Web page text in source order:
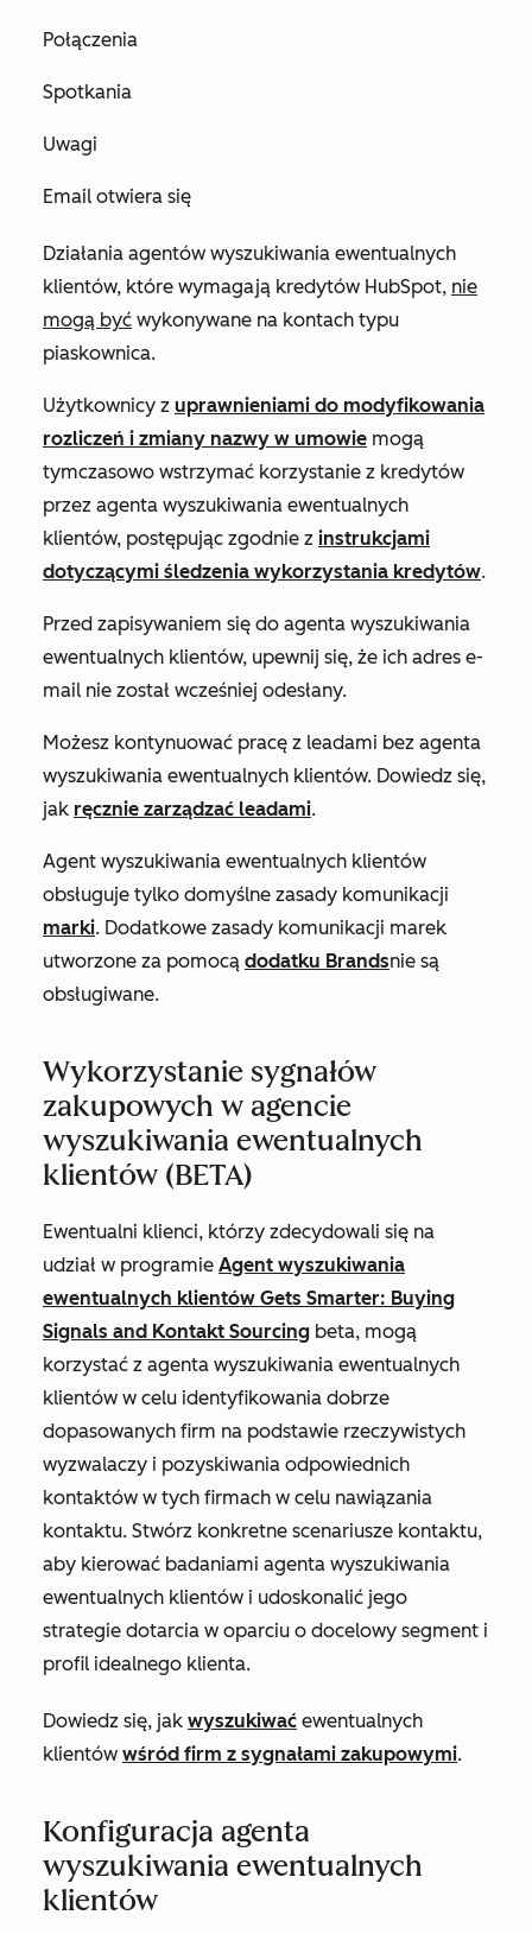
Połączenia
Spotkania
Uwagi
Email otwiera się
Działania agentów wyszukiwania ewentualnych
klientów, które wymagają kredytów HubSpot, nie
mogą być wykonywane na kontach typu
piaskownica.
Użytkownicy z uprawnieniami do modyfikowania
rozliczeń i zmiany nazwy w umowie mogą
tymczasowo wstrzymać korzystanie z kredytów
przez agenta wyszukiwania ewentualnych
klientów, postępując zgodnie z instrukcjami
dotyczącymi śledzenia wykorzystania kredytów.
Przed zapisywaniem się do agenta wyszukiwania
ewentualnych klientów, upewnij się, że ich adres e-
mail nie został wcześniej odesłany.
Możesz kontynuować pracę z leadami bez agenta
wyszukiwania ewentualnych klientów. Dowiedz się,
jak ręcznie zarządzać leadami.
Agent wyszukiwania ewentualnych klientów
obsługuje tylko domyślne zasady komunikacji
marki. Dodatkowe zasady komunikacji marek
utworzone za pomocą dodatku Brandsnie są
obsługiwane.
Wykorzystanie sygnałów
zakupowych w agencie
wyszukiwania ewentualnych
klientów (BETA)
Ewentualni klienci, którzy zdecydowali się na
udział w programie Agent wyszukiwania
ewentualnych klientów Gets Smarter: Buying
Signals and Kontakt Sourcing beta, mogą
korzystać z agenta wyszukiwania ewentualnych
klientów w celu identyfikowania dobrze
dopasowanych firm na podstawie rzeczywistych
wyzwalaczy i pozyskiwania odpowiednich
kontaktów w tych firmach w celu nawiązania
kontaktu. Stwórz konkretne scenariusze kontaktu,
aby kierować badaniami agenta wyszukiwania
ewentualnych klientów i udoskonalić jego
strategie dotarcia w oparciu o docelowy segment i
profil idealnego klienta.
Dowiedz się, jak wyszukiwać ewentualnych
klientów wśród firm z sygnałami zakupowymi.
Konfiguracja agenta
wyszukiwania ewentualnych
klientów